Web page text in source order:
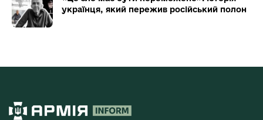
українця, який пережив російський полон